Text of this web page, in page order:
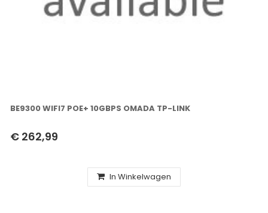
BE9300 WIFI7 POE+ 10GBPS OMADA TP-LINK
€ 262,99
In Winkelwagen